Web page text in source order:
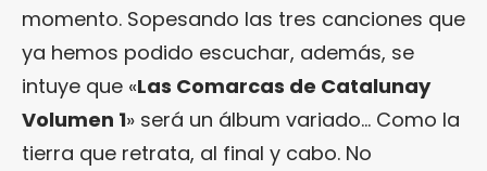
momento. Sopesando las tres canciones que
ya hemos podido escuchar, además, se
intuye que «Las Comarcas de Catalunay
Volumen 1» será un álbum variado… Como la
tierra que retrata, al final y cabo. No